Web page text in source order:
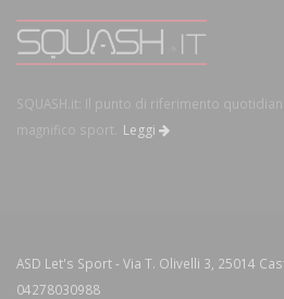
SQUASH.it: Il punto di riferimento
magnifico sport.
Leggi
ASD Let's Sport - Via T. Olivelli 3, 25014
04278030988